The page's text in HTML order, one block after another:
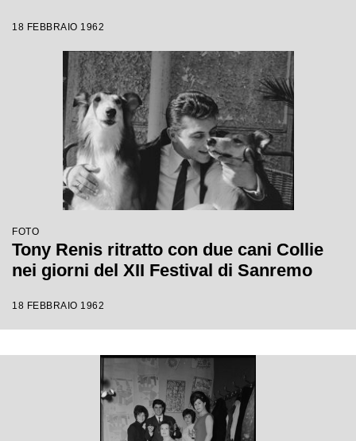
18 FEBBRAIO 1962
FOTO
Tony Renis ritratto con due cani Collie
nei giorni del XII Festival di Sanremo
18 FEBBRAIO 1962